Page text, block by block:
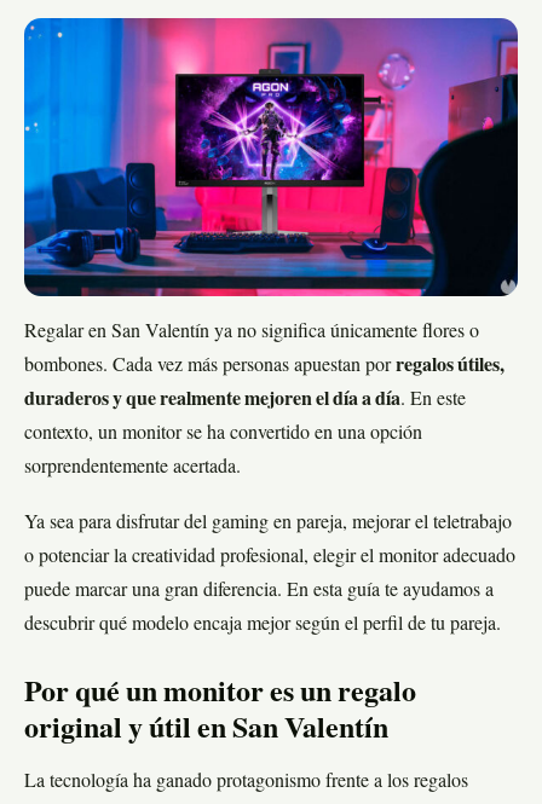
Regalar en San Valentín ya no significa únicamente flores o
bombones. Cada vez más personas apuestan porregalos útiles,
duraderos y que realmente mejoren el día a día. En este
contexto, un monitor se ha convertido en una opción
sorprendentemente acertada.
Ya sea para disfrutar del gaming en pareja, mejorar el teletrabajo
o potenciar la creatividad profesional, elegir el monitor adecuado
puede marcar una gran diferencia. En esta guía te ayudamos a
descubrir qué modelo encaja mejor según el perfil de tu pareja.
Por qué un monitor es un regalo
original y útil en San Valentín
La tecnología ha ganado protagonismo frente a los regalos